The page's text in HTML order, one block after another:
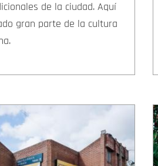
de la ciudad. Aquí
gran parte de la cultura